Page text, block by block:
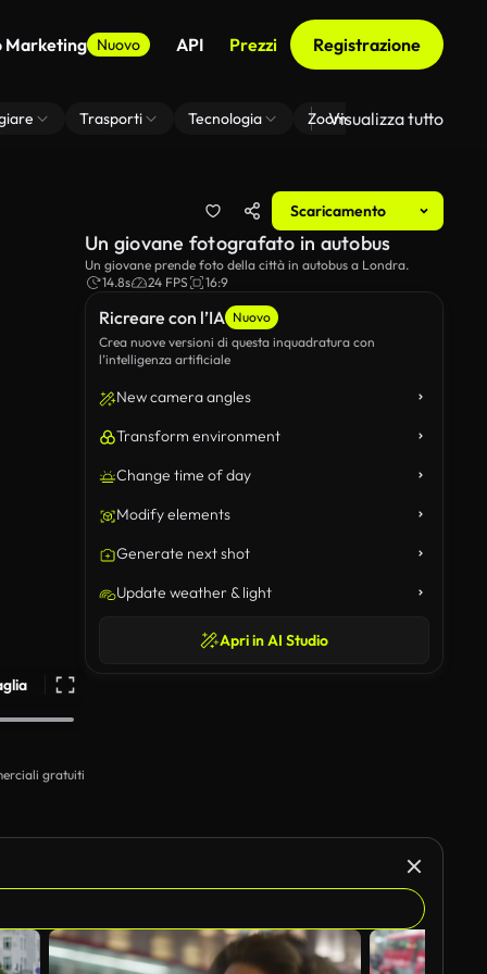
Marketing Nuovo API Prezzi Registrazione
Trasporti Tecnologia Zoom Di Sfondo Virtuale
Visualizza tutto
Scaricamento
gratuiti
Ricreare con l’IA Nuovo
Crea nuove versioni di questa inquadratura con
l’intelligenza artificiale
New camera angles
Transform environment
Change time of day
Modify elements
Generate next shot
Update weather & light
Apri in AI Studio
Un giovane fotografato in autobus
Un giovane prende foto della città in autobus a Londra.
14.8s
24 FPS 16:9